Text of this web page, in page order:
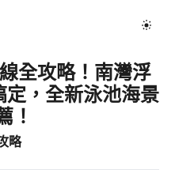
全攻略！南灣浮
，全新泳池海景
！
略